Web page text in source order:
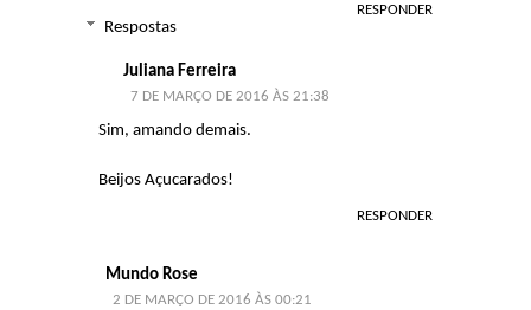
RESPONDER
Respostas
Juliana Ferreira
7 DE MARÇO DE 2016 ÀS 21:38
Sim, amando demais.
Beijos Açucarados!
RESPONDER
Mundo Rose
2 DE MARÇO DE 2016 ÀS 00:21